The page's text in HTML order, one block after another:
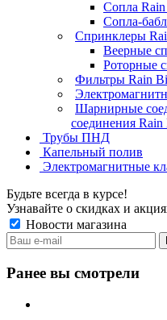
Сопла
Сопла-
Спринклеры
Веерные
Роторные
Фильтры Rain
Шарнирные
соединения Rain
Трубы ПНД
Капельный полив
Электромагнитные
Будьте всегда в курсе!
Узнавайте о скидках и
Новости магазина
Ранее вы смотрели